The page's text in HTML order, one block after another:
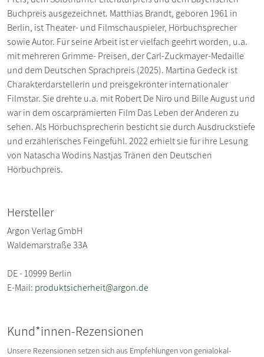
Buchpreis ausgezeichnet. Matthias Brandt, geboren 1961 in
Berlin, ist Theater- und Filmschauspieler, Hörbuchsprecher
sowie Autor. Für seine Arbeit ist er vielfach geehrt worden, u.a.
mit mehreren Grimme- Preisen, der Carl-Zuckmayer-Medaille
und dem Deutschen Sprachpreis (2025). Martina Gedeck ist
Charakterdarstellerin und preisgekrönter internationaler
Filmstar. Sie drehte u.a. mit Robert De Niro und Bille August und
war in dem oscarprämierten Film Das Leben der Anderen zu
sehen. Als Hörbuchsprecherin besticht sie durch Ausdruckstiefe
und erzählerisches Feingefühl. 2022 erhielt sie für ihre Lesung
von Natascha Wodins Nastjas Tränen den Deutschen
Hörbuchpreis.
Hersteller
Argon Verlag GmbH
Waldemarstraße 33A
DE - 10999 Berlin
E-Mail: produktsicherheit@argon.de
Kund*innen-Rezensionen
Unsere Rezensionen setzen sich aus Empfehlungen von genialokal-